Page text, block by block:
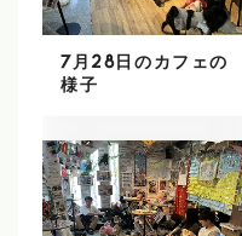
7月28日のカフェの
様子